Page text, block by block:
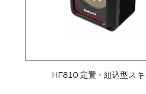
HF810 定置・組込型スキ